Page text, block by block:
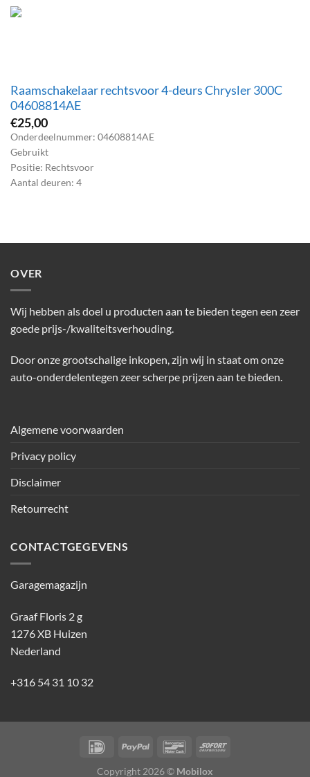
Raamschakelaar rechtsvoor 4-deurs Chrysler 300C
04608814AE
€25,00
Onderdeelnummer: 04608814AE
Gebruikt
Positie: Rechtsvoor
Aantal deuren: 4
OVER
Wij hebben als doel u producten aan te bieden tegen een zeer
goede prijs-/kwaliteitsverhouding.
Door onze grootschalige inkopen, zijn wij in staat om onze
auto-onderdelentegen zeer scherpe prijzen aan te bieden.
Algemene voorwaarden
Privacy policy
Disclaimer
Retourrecht
CONTACTGEGEVENS
Garagemagazijn
Graaf Floris 2 g
1276 XB Huizen
Nederland
+316 54 31 10 32
Copyright 2026 © Mobilox